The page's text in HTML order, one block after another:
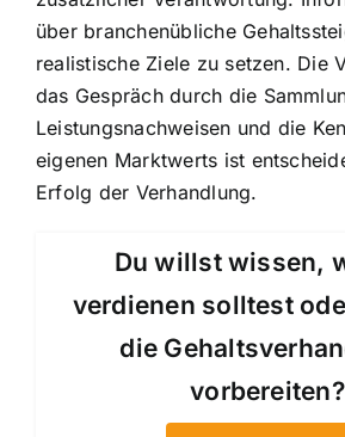
über branchenübliche
realistische Ziele zu setzen. Die
das Gespräch durch die
Leistungsnachweisen und die
eigenen Marktwerts ist
Erfolg der Verhandlung.
Du willst wissen,
verdienen solltest
die
vorbereiten?